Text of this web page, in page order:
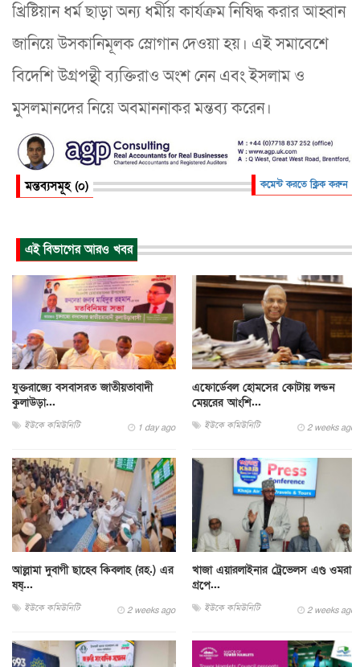
খ্রিষ্টিয়ান ধর্ম ছাড়া অন্য ধর্মীয় কার্যক্রম নিষিদ্ধ করার আহ্বান
জানিয়ে উসকানিমূলক স্লোগান দেওয়া হয়। এই সমাবেশে
বিদেশি উগ্রপন্থী ব্যক্তিরাও অংশ নেন এবং ইসলাম ও
মুসলমানদের নিয়ে অবমাননাকর মন্তব্য করেন।
মন্তব্যসমূহ (০) কমেন্ট করতে ক্লিক করুন
এই বিভাগের আরও খবর
যুক্তরাজ্যে বসবাসরত জাতীয়তাবাদী
কুলাউড়া...
ইউকে কমিউনিটি 1 day ago
এফোর্ডেবল হোমসের কোটায় লন্ডন
মেয়রের আংশি...
ইউকে কমিউনিটি 2 weeks ago
আল্লামা দুবাগী ছাহেব কিবলাহ (রহ.) এর
ষষ্...
ইউকে কমিউনিটি 2 weeks ago
খাজা এয়ারলাইনার ট্রেভেলস এণ্ড ওমরা
গ্রপে...
ইউকে কমিউনিটি 2 weeks ago